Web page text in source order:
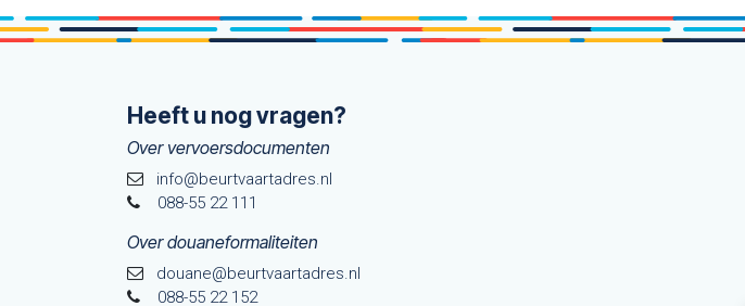
Heeft u nog vragen?
Over vervoersdocumenten
info@beurtvaartadres.nl
088-55 22 111
Over douaneformaliteiten
douane@beurtvaarta​dres.nl
088-55 22 152